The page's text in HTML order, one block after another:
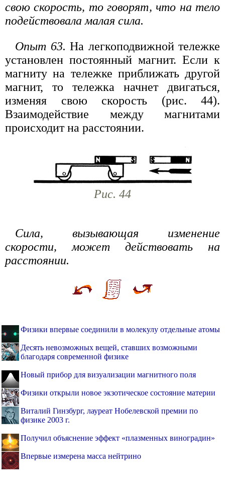
свою скорость, то говорят, что на тело
подействовала малая сила.
Опыт 63. На легкоподвижной тележке
установлен постоянный магнит. Если к
магниту на тележке приближать другой
магнит, то тележка начнет двигаться,
изменяя свою скорость (рис. 44).
Взаимодействие между магнитами
происходит на расстоянии.
Рис. 44
Сила, вызывающая изменение
скорости, может действовать на
расстоянии.
Физики впервые соединили в молекулу отдельные атомы
Десять невозможных вещей, ставших возможными
благодаря современной физике
Новый прибор для визуализации магнитного поля
Физики открыли новое экзотическое состояние материи
Виталий Гинзбург, лауреат Нобелевской премии по
физике 2003 г.
Получил объяснение эффект «плазменных виноградин»
Впервые измерена масса нейтрино